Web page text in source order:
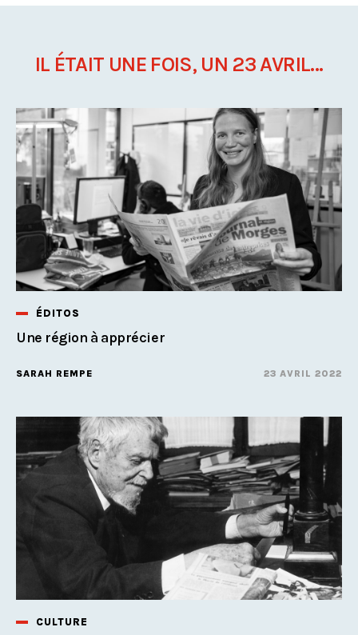
IL ÉTAIT UNE FOIS, UN 23 AVRIL...
ÉDITOS
Une région à apprécier
SARAH REMPE 23 AVRIL 2022
CULTURE